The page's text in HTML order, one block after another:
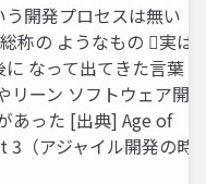
う開発プロセスは無い
称の ようなもの 実は
なって出てきた言葉 
リーン ソフトウェア開発
あった [出典] Age of
（アジャイル開発の時